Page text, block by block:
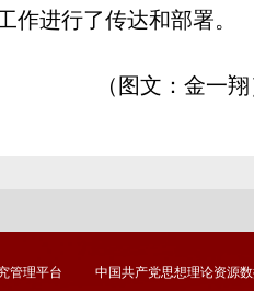
作进行了传达和部署。
（图文：金一翔
管理平台 中国共产党思想理论资源